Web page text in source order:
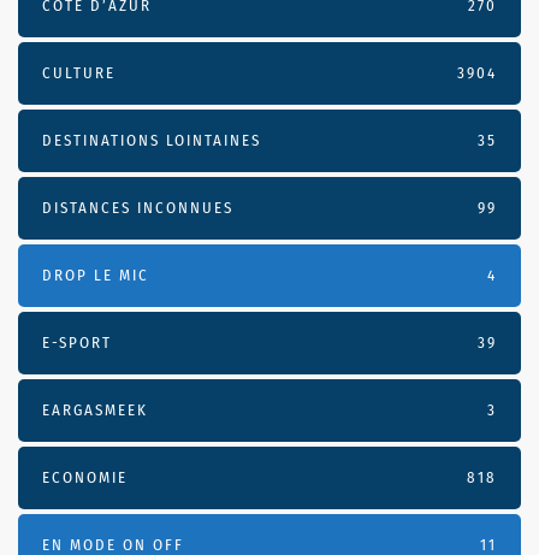
CÔTE D’AZUR 270
CULTURE 3904
DESTINATIONS LOINTAINES 35
DISTANCES INCONNUES 99
DROP LE MIC 4
E-SPORT 39
EARGASMEEK 3
ECONOMIE 818
EN MODE ON OFF 11